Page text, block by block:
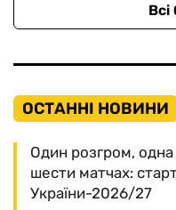
ОСТАННІ НОВИНИ
Один розгром, одна
шести матчах:
України-2026/27